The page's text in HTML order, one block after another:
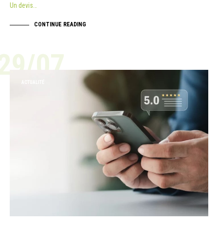
Un devis…
CONTINUE READING
07